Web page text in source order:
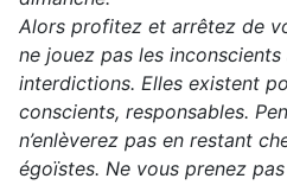
Alors profitez et arrêtez de
ne jouez pas les
interdictions. Elles existent
conscients, responsables.
n’enlèverez pas en restant
égoïstes. Ne vous prenez